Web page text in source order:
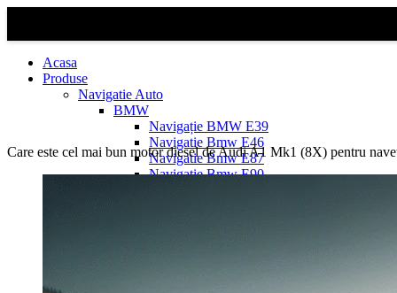
Acasa
Produse
Navigatie Auto
BMW
Navigație BMW E39
Navigatie Bmw E46
Navigatie Bmw E87
Navigatie Bmw E90
Care este cel mai bun motor diesel de Audi A1 Mk1 (8X) pentru